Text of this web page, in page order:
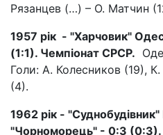
Рязанцев (…) – О. Матчин
1957 рік - "Харчовик"
(1:1). Чемпіонат СРСР.
Голи: А. Колесников (19),
(4).
1962 рік -
"Чорноморець" - 0:3 (0:3).